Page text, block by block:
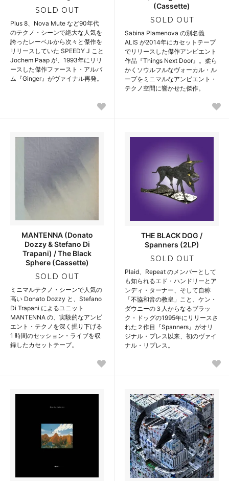
SOLD OUT
Plus 8、Nova Mute など90年代
のテクノ・シーンで絶大な人気を
誇ったレーベルから次々と傑作を
リリースしていた SPEEDY J こと
Jochem Paap が、1993年にリリ
ースした傑作ファースト・アルバ
ム『Ginger』がヴァイナル再発。
(Cassette)
SOLD OUT
Sabina Plamenova の別名義
ALIS が2014年にカセットテープ
でリリースした傑作アンビエント
作品『Things Next Door』。柔ら
かくソウルフルなヴォーカル・ル
ープをミニマルなアンビエント・
テクノ空間に響かせた傑作。
MANTENNA (Donato
Dozzy & Stefano Di
Trapani) / The Black
Sphere (Cassette)
SOLD OUT
ミニマルテクノ・シーンで人気の
高い Donato Dozzy と、Stefano
Di Trapani によるユニット
MANTENNA の、実験的なアンビ
エント・テクノを深く掘り下げる
1 時間のセッション・ライブを収
録したカセットテープ。
THE BLACK DOG /
Spanners (2LP)
SOLD OUT
Plaid、Repeat のメンバーとして
も知られるエド・ハンドリーとア
ンディ・ターナー、そして自称
「不協和音の教皇」こと、ケン・
ダウニーの３人からなるブラッ
ク・ドッグの1995年にリリースさ
れた２作目『Spanners』がオリ
ジナル・プレス以来、初のヴァイ
ナル・リプレス。